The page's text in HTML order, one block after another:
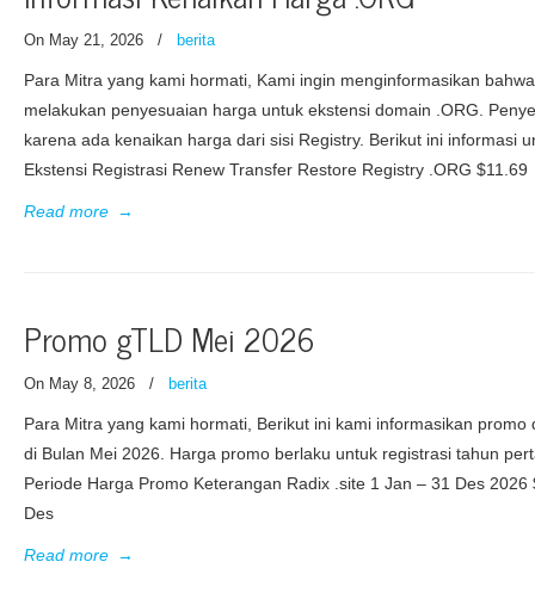
On May 21, 2026 / berita
Para Mitra yang kami hormati, Kami ingin menginformasikan
melakukan penyesuaian harga untuk ekstensi domain .ORG.
karena ada kenaikan harga dari sisi Registry. Berikut ini informasi
Ekstensi Registrasi Renew Transfer Restore Registry .ORG $11.69
Read more →
Promo gTLD Mei 2026
On May 8, 2026 / berita
Para Mitra yang kami hormati, Berikut ini kami informasikan
di Bulan Mei 2026. Harga promo berlaku untuk registrasi tahun
Periode Harga Promo Keterangan Radix .site 1 Jan – 31 Des
Des
Read more →